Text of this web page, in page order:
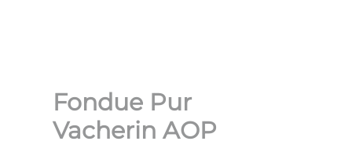
Fondue Pur
Vacherin AOP